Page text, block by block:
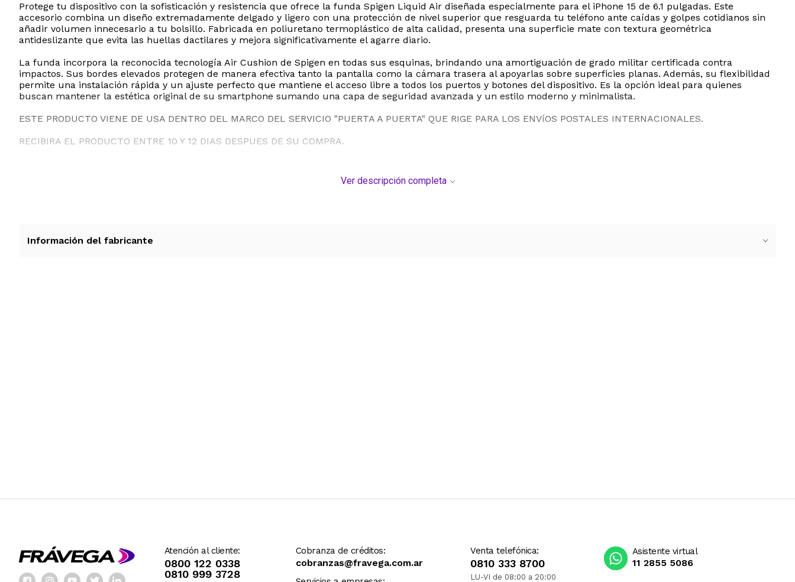
Protege tu dispositivo con la sofisticación y resistencia que ofrece la funda Spigen Liquid Air diseñada especialmente para el iPhone 15 de 6.1 pulgadas. Este
accesorio combina un diseño extremadamente delgado y ligero con una protección de nivel superior que resguarda tu teléfono ante caídas y golpes cotidianos sin
añadir volumen innecesario a tu bolsillo. Fabricada en poliuretano termoplástico de alta calidad, presenta una superficie mate con textura geométrica
antideslizante que evita las huellas dactilares y mejora significativamente el agarre diario.
La funda incorpora la reconocida tecnología Air Cushion de Spigen en todas sus esquinas, brindando una amortiguación de grado militar certificada contra
impactos. Sus bordes elevados protegen de manera efectiva tanto la pantalla como la cámara trasera al apoyarlas sobre superficies planas. Además, su flexibilidad
permite una instalación rápida y un ajuste perfecto que mantiene el acceso libre a todos los puertos y botones del dispositivo. Es la opción ideal para quienes
buscan mantener la estética original de su smartphone sumando una capa de seguridad avanzada y un estilo moderno y minimalista.
ESTE PRODUCTO VIENE DE USA DENTRO DEL MARCO DEL SERVICIO "PUERTA A PUERTA" QUE RIGE PARA LOS ENVíOS POSTALES INTERNACIONALES.
RECIBIRA EL PRODUCTO ENTRE 10 Y 12 DIAS DESPUES DE SU COMPRA.
Ver descripción completa
Información del fabricante
Atención al cliente:
0800 122 0338
0810 999 3728
Cobranza de créditos:
cobranzas@fravega.com.ar
Venta telefónica:
0810 333 8700
LU-VI de 08:00 a 20:00
Asistente virtual
11 2855 5086